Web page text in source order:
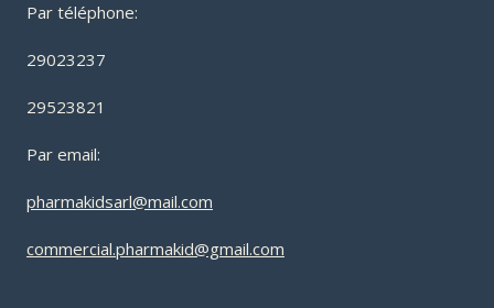
Par téléphone:
29023237
29523821
Par email:
pharmakidsarl@mail.com
commercial.pharmakid@gmail.com